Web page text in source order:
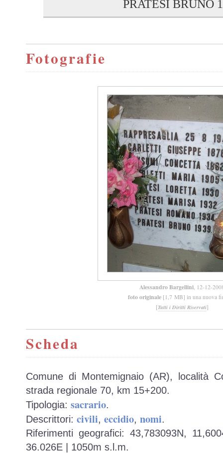
PRATESI BRUNO
Fotografie
Alessandro Bargellini, 12-12-
foto originale [1,7 MB] in una nuova
[Tutti i Diritti Riservati]
Scheda
Comune di Montemignaio (AR), località
strada regionale 70, km 15+200.
Tipologia: sacrario.
Descrittori: civili, eccidio, nomi.
Riferimenti geografici: 43,783093N,
36.026E | 1050m s.l.m.